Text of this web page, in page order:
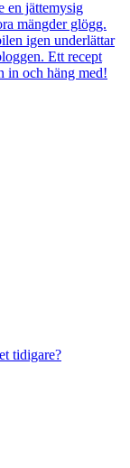
en jättemysig
mängder glögg.
igen underlättar
Ett recept
in och häng med!
tidigare?